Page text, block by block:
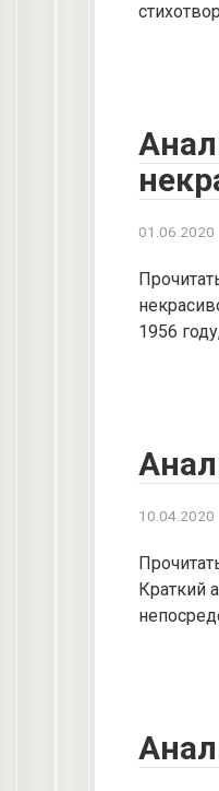
01.06.2020
1956
10.04.2020
Краткий